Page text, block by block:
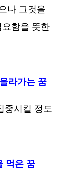
나 그것을
함을 뜻한
라가는 꿈
중시킬 정도
먹은 꿈